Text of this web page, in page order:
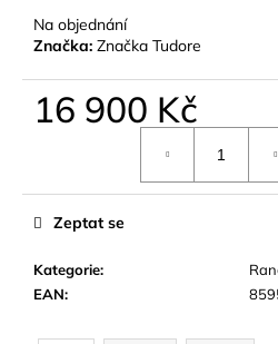
Na objednání
Značka: Značka Tudore
16 900 Kč
Kategorie:
EAN:
Zeptat se
u